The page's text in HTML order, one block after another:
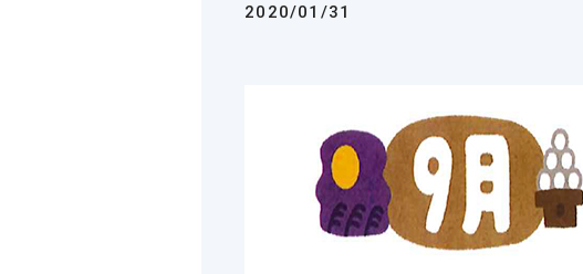
2020/01/31